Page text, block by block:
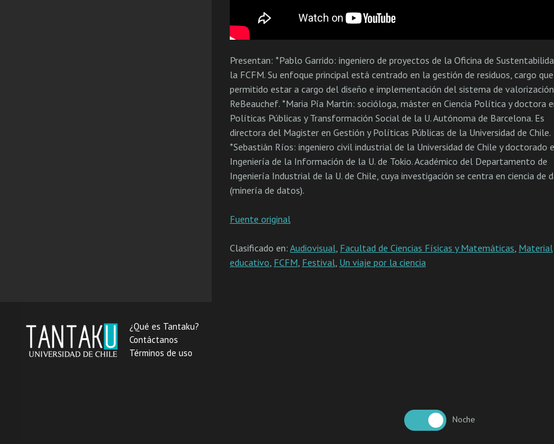
Presentan: *Pablo Garrido: ingeniero de proyectos de la Oficina de
la FCFM. Su enfoque principal está centrado en la gestión de residuos, cargo
permitido estar a cargo del diseño e implementación del sistema de valorización
ReBeauchef. *Maria Pía Martin: socióloga, máster en Ciencia Política y doctora
Políticas Públicas y Transformación Social de la U. Autónoma de Barcelona. Es
directora del Magister en Gestión y Políticas Públicas de la Universidad de Chile.
*Sebastián Ríos: ingeniero civil industrial de la Universidad de Chile y doctorado
Ingeniería de la Información de la U. de Tokio. Académico del Departamento de
Ingeniería Industrial de la U. de Chile, cuya investigación se centra en ciencia de
(minería de datos).
Fuente original
Clasificado en: Audiovisual, Facultad de Ciencias Físicas y Matemáticas, Material
educativo, FCFM, Festival, Un viaje por la ciencia
¿Qué es Tantaku?
Contáctanos
Términos de uso
Noche